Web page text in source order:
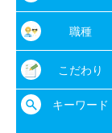
職種
こだわり
キーワード